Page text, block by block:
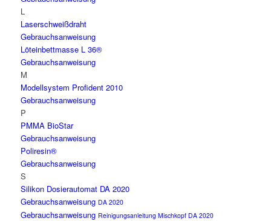
L
Laserschweißdraht
Gebrauchsanweisung
Löteinbettmasse L 36®
Gebrauchsanweisung
M
Modellsystem Profident 2010
Gebrauchsanweisung
P
PMMA BioStar
Gebrauchsanweisung
Poliresin®
Gebrauchsanweisung
S
Silikon Dosierautomat DA 2020
Gebrauchsanweisung DA 2020
Gebrauchsanweisung Reinigungsanleitung Mischkopf DA 2020